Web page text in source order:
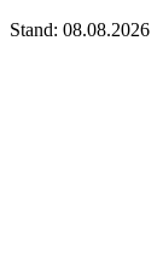
Stand: 08.08.2026